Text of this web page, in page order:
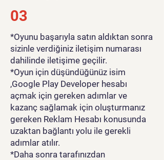
03
*Oyunu başarıyla satın aldıktan sonra
sizinle verdiğiniz iletişim numarası
dahilinde iletişime geçilir.
*Oyun için düşündüğünüz isim
,Google Play Developer hesabı
açmak için gereken adımlar ve
kazanç sağlamak için oluşturmanız
gereken Reklam Hesabı konusunda
uzaktan bağlantı yolu ile gerekli
adımlar atılır.
*Daha sonra tarafınızdan